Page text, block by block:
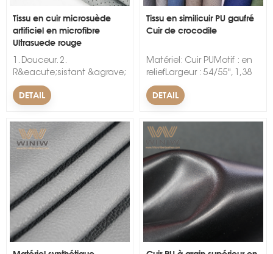
Tissu en cuir microsuède
artificiel en microfibre
Ultrasuede rouge
1. Douceur. 2.
R&eacute;sistant &agrave;
l'abrasion. 3. Fonction
antibact&eacute;rienne.
DETAIL
Tissu en similicuir PU gaufré
Cuir de crocodile
Matériel: Cuir PUMotif : en
reliefLargeur : 54/55", 1,38
mUtilisé dans : ceintures,
chaises, sacs, meubles,
portables, sièges d'auto,
voitures, chaussures, literie,
matelas, tissus
d'ameublement, sacs,
accessoires, bébés et
enfants, sacs, portefeuilles
et fourre-tout, travaux
manuels,
oreillers.Caractéristiques :
imperméable, résistant à la
moisissure, résistant à
DETAIL